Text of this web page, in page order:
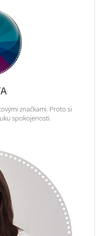
značkami. Proto si
spokojenosti.